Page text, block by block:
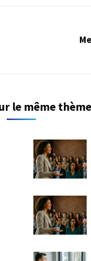
le même thème